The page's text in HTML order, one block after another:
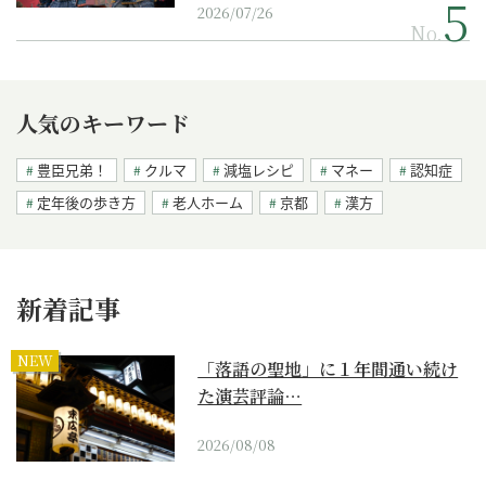
2026/07/26
No.
人気のキーワード
豊臣兄弟！ クルマ 減塩レシピ マネー
認知症
定年後の歩き方
老人ホーム 京都 漢方
新着記事
NEW
「落語の聖地」に１年間通い続け
た演芸評論…
2026/08/08